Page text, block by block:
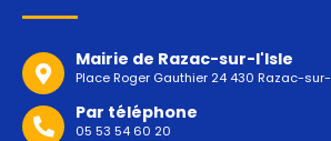
Mairie de Razac-sur-l'Isle
Place Roger Gauthier 24 430 Razac-
Par téléphone
05 53 54 60 20